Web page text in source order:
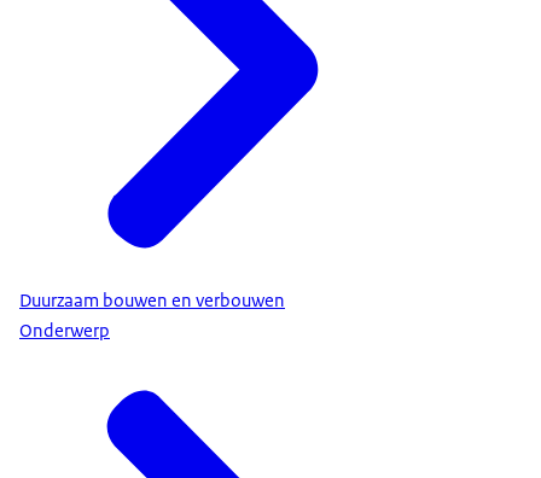
Duurzaam bouwen en verbouwen
Onderwerp